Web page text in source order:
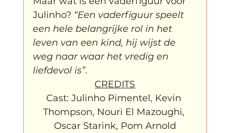
Julinho? “Een vaderfiguur speelt
een hele belangrijke rol in het
leven van een kind, hij wijst de
weg naar waar het vredig en
liefdevol is”.
CREDITS
Cast: Julinho Pimentel, Kevin
Thompson, Nouri El Mazoughi,
Oscar Starink, Pom Arnold